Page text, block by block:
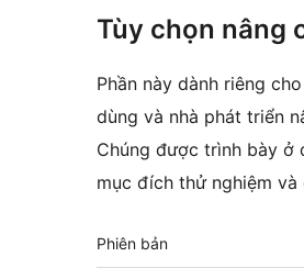
Tùy chọn nâng
Phần này dành riêng
dùng và nhà phát triển
Chúng được trình bày ở
mục đích thử nghiệm và
Meta
Phiên bản